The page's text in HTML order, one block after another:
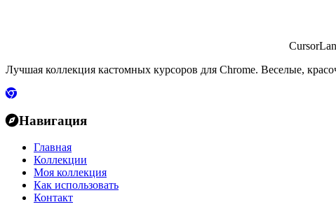
Лучшая коллекция кастомных курсоров для Chrome. Веселые,
Навигация
Главная
Коллекции
Моя коллекция
Как использовать
Контакт